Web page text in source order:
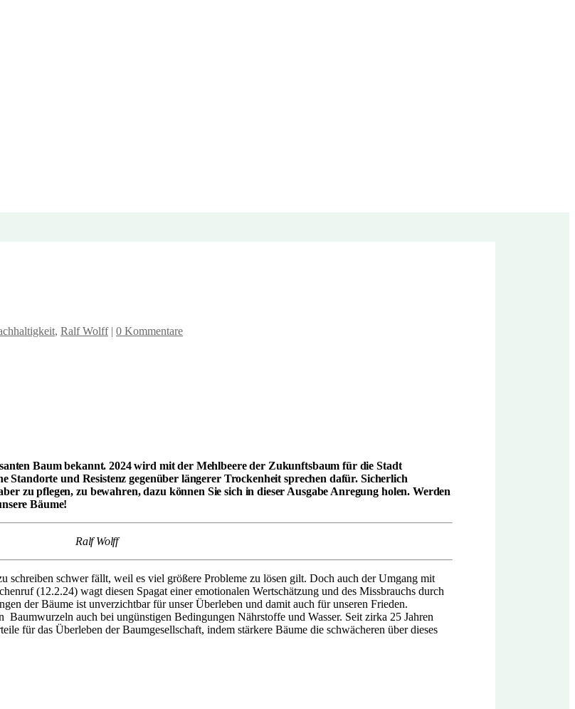
, Ralf Wolff| 0 Kommentare
Baum bekannt. 2024 wird mit der Mehlbeere der Zukunftsbaum für die Stadt
Standorte und Resistenz gegenüber längerer Trockenheit sprechen dafür. Sicherlich
zu pflegen, zu bewahren, dazu können Sie sich in dieser Ausgabe Anregung holen. Werden
Bäume!
Ralf Wolff
schreiben schwer fällt, weil es viel größere Probleme zu lösen gilt. Doch auch der Umgang mit
(12.2.24) wagt diesen Spagat einer emotionalen Wertschätzung und des Missbrauchs durch
der Bäume ist unverzichtbar für unser Überleben und damit auch für unseren Frieden.
auch bei ungünstigen Bedingungen Nährstoffe und Wasser. Seit zirka 25 Jahren
für das Überleben der Baumgesellschaft, indem stärkere Bäume die schwächeren über dieses